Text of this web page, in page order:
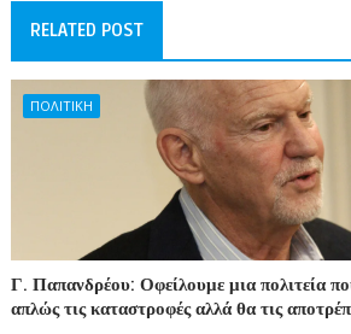
RELATED POST
ΠΟΛΙΤΙΚΗ
Γ. Παπανδρέου: Οφείλουμε μια πολιτεία
απλώς τις καταστροφές αλλά θα τις